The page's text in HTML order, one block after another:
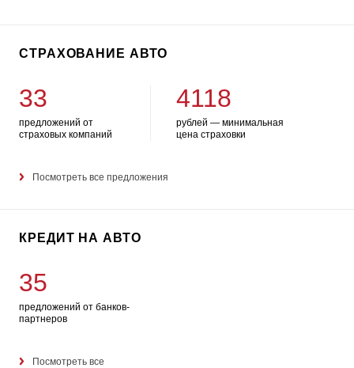
СТРАХОВАНИЕ АВТО
33
предложений от
страховых компаний
4118
рублей — минимальная
цена страховки
Посмотреть все предложения
КРЕДИТ НА АВТО
35
предложений от банков-
партнеров
Посмотреть все